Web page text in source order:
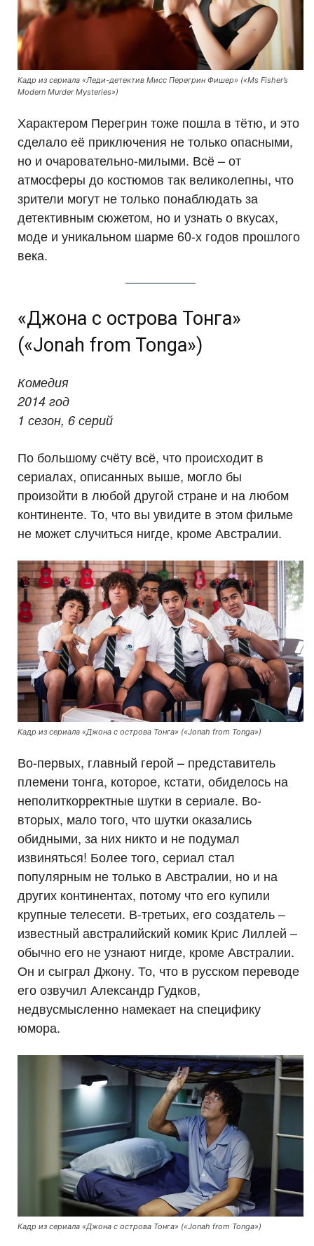
Кадр из сериала «Леди-детектив Мисс Перегрин Фишер» («Ms Fisher’s
Modern Murder Mysteries»)
Характером Перегрин тоже пошла в тётю, и это
сделало её приключения не только опасными,
но и очаровательно-милыми. Всё – от
атмосферы до костюмов так великолепны, что
зрители могут не только понаблюдать за
детективным сюжетом, но и узнать о вкусах,
моде и уникальном шарме 60-х годов прошлого
века.
«Джона с острова Тонга»
(«Jonah from Tonga»)
Комедия
2014 год
1 сезон, 6 серий
По большому счёту всё, что происходит в
сериалах, описанных выше, могло бы
произойти в любой другой стране и на любом
континенте. То, что вы увидите в этом фильме
не может случиться нигде, кроме Австралии.
Кадр из сериала «Джона с острова Тонга» («Jonah from Tonga»)
Во-первых, главный герой – представитель
племени тонга, которое, кстати, обиделось на
неполиткорректные шутки в сериале. Во-
вторых, мало того, что шутки оказались
обидными, за них никто и не подумал
извиняться! Более того, сериал стал
популярным не только в Австралии, но и на
других континентах, потому что его купили
крупные телесети. В-третьих, его создатель –
известный австралийский комик Крис Лиллей –
обычно его не узнают нигде, кроме Австралии.
Он и сыграл Джону. То, что в русском переводе
его озвучил Александр Гудков,
недвусмысленно намекает на специфику
юмора.
Кадр из сериала «Джона с острова Тонга» («Jonah from Tonga»)